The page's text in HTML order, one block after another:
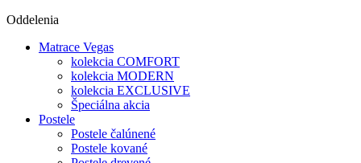
Oddelenia
Matrace Vegas
kolekcia COMFORT
kolekcia MODERN
kolekcia EXCLUSIVE
Špeciálna akcia
Postele
Postele čalúnené
Postele kované